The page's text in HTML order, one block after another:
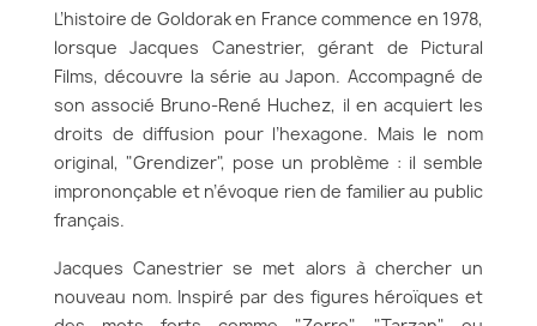
L’histoire de Goldorak en France commence en 1978,
lorsque Jacques Canestrier, gérant de Pictural
Films, découvre la série au Japon. Accompagné de
son associé Bruno-René Huchez, il en acquiert les
droits de diffusion pour l’hexagone. Mais le nom
original, "Grendizer", pose un problème : il semble
imprononçable et n’évoque rien de familier au public
français.
Jacques Canestrier se met alors à chercher un
nouveau nom. Inspiré par des figures héroïques et